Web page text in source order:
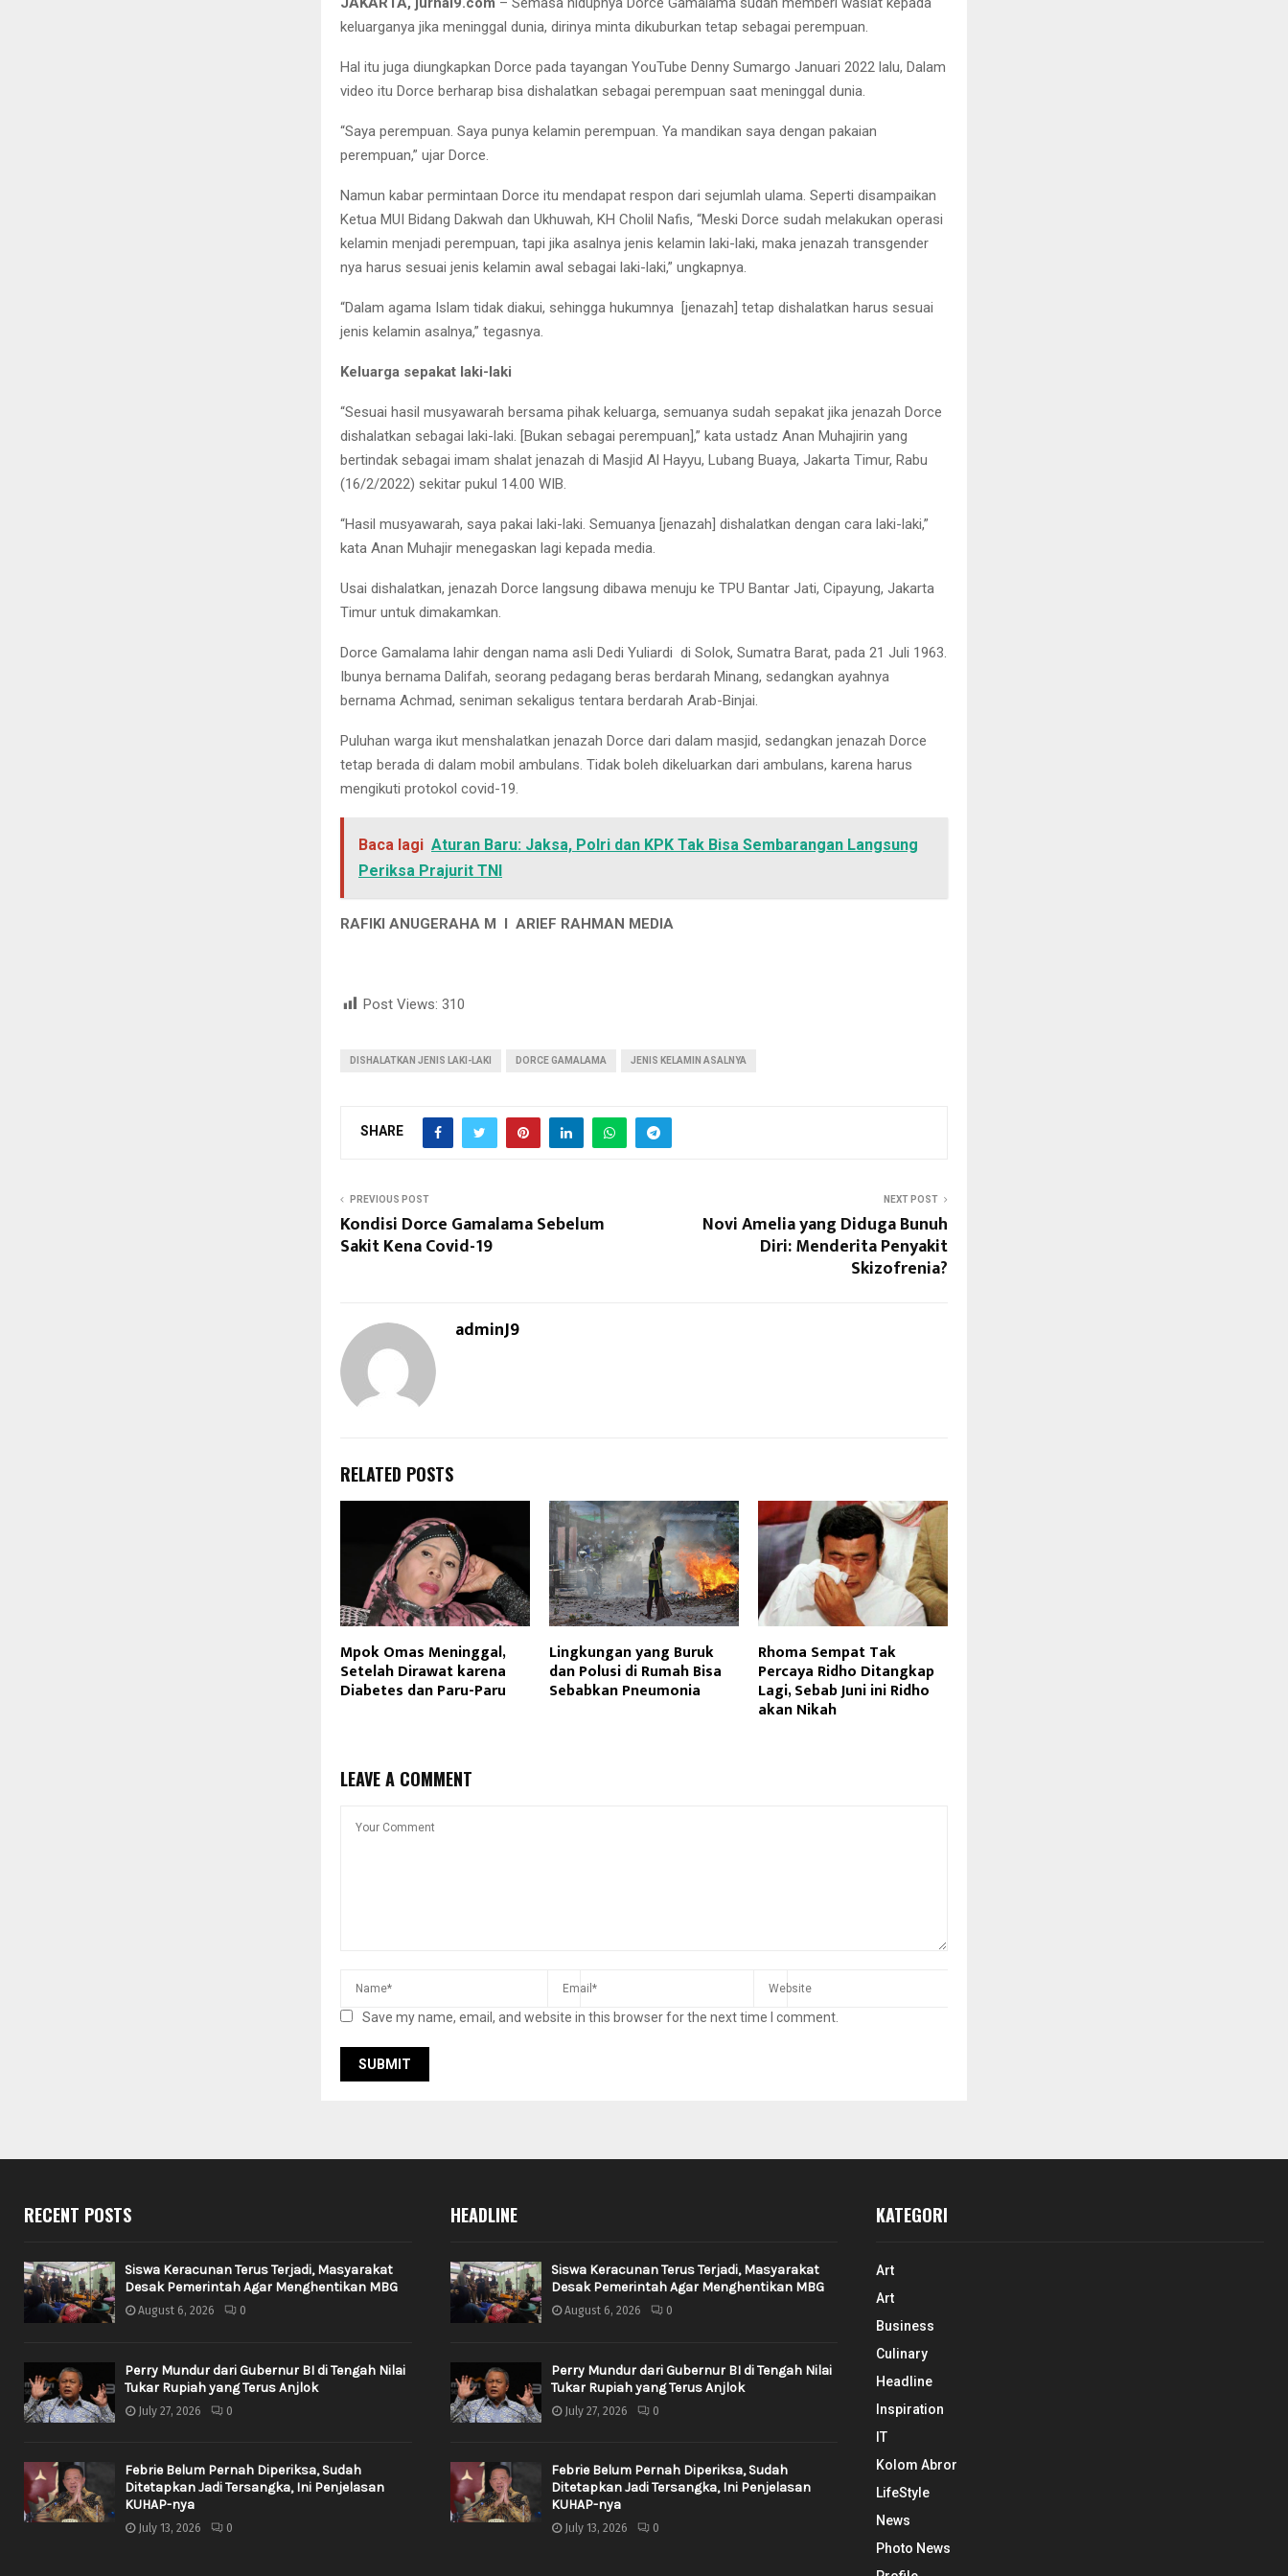
keluarganya jika meninggal dunia, dirinya minta dikuburkan tetap sebagai perempuan.
Hal itu juga diungkapkan Dorce pada tayangan YouTube Denny Sumargo Januari 2022 lalu, Dalam
video itu Dorce berharap bisa dishalatkan sebagai perempuan saat meninggal dunia.
“Saya perempuan. Saya punya kelamin perempuan. Ya mandikan saya dengan pakaian
perempuan,” ujar Dorce.
Namun kabar permintaan Dorce itu mendapat respon dari sejumlah ulama. Seperti disampaikan
Ketua MUI Bidang Dakwah dan Ukhuwah, KH Cholil Nafis, “Meski Dorce sudah melakukan operasi
kelamin menjadi perempuan, tapi jika asalnya jenis kelamin laki-laki, maka jenazah transgender
nya harus sesuai jenis kelamin awal sebagai laki-laki,” ungkapnya.
“Dalam agama Islam tidak diakui, sehingga hukumnya [jenazah] tetap dishalatkan harus sesuai
jenis kelamin asalnya,” tegasnya.
Keluarga sepakat laki-laki
“Sesuai hasil musyawarah bersama pihak keluarga, semuanya sudah sepakat jika jenazah Dorce
dishalatkan sebagai laki-laki. [Bukan sebagai perempuan],” kata ustadz Anan Muhajirin yang
bertindak sebagai imam shalat jenazah di Masjid Al Hayyu, Lubang Buaya, Jakarta Timur, Rabu
(16/2/2022) sekitar pukul 14.00 WIB.
“Hasil musyawarah, saya pakai laki-laki. Semuanya [jenazah] dishalatkan dengan cara laki-laki,”
kata Anan Muhajir menegaskan lagi kepada media.
Usai dishalatkan, jenazah Dorce langsung dibawa menuju ke TPU Bantar Jati, Cipayung, Jakarta
Timur untuk dimakamkan.
Dorce Gamalama lahir dengan nama asli Dedi Yuliardi di Solok, Sumatra Barat, pada 21 Juli 1963.
Ibunya bernama Dalifah, seorang pedagang beras berdarah Minang, sedangkan ayahnya
bernama Achmad, seniman sekaligus tentara berdarah Arab-Binjai.
Puluhan warga ikut menshalatkan jenazah Dorce dari dalam masjid, sedangkan jenazah Dorce
tetap berada di dalam mobil ambulans. Tidak boleh dikeluarkan dari ambulans, karena harus
mengikuti protokol covid-19.
Baca lagi Aturan Baru: Jaksa, Polri dan KPK Tak Bisa Sembarangan Langsung
Periksa Prajurit TNI
RAFIKI ANUGERAHA M I ARIEF RAHMAN MEDIA
Post Views: 310
DISHALATKAN JENIS LAKI-LAKI DORCE GAMALAMA JENIS KELAMIN ASALNYA
SHARE
PREVIOUS POST
Kondisi Dorce Gamalama Sebelum
Sakit Kena Covid-19
NEXT POST
Novi Amelia yang Diduga Bunuh
Diri: Menderita Penyakit
Skizofrenia?
adminJ9
RELATED POSTS
Mpok Omas Meninggal,
Setelah Dirawat karena
Diabetes dan Paru-Paru
Lingkungan yang Buruk
dan Polusi di Rumah Bisa
Sebabkan Pneumonia
Rhoma Sempat Tak
Percaya Ridho Ditangkap
Lagi, Sebab Juni ini Ridho
akan Nikah
LEAVE A COMMENT
Save my name, email, and website in this browser for the next time I comment.
RECENT POSTS
Siswa Keracunan Terus Terjadi, Masyarakat
Desak Pemerintah Agar Menghentikan MBG
August 6, 2026 0
Perry Mundur dari Gubernur BI di Tengah Nilai
Tukar Rupiah yang Terus Anjlok
July 27, 2026 0
Febrie Belum Pernah Diperiksa, Sudah
Ditetapkan Jadi Tersangka, Ini Penjelasan
KUHAP-nya
July 13, 2026 0
HEADLINE
Siswa Keracunan Terus Terjadi, Masyarakat
Desak Pemerintah Agar Menghentikan MBG
August 6, 2026 0
Perry Mundur dari Gubernur BI di Tengah Nilai
Tukar Rupiah yang Terus Anjlok
July 27, 2026 0
Febrie Belum Pernah Diperiksa, Sudah
Ditetapkan Jadi Tersangka, Ini Penjelasan
KUHAP-nya
July 13, 2026 0
KATEGORI
Art
Art
Business
Culinary
Headline
Inspiration
IT
Kolom Abror
LifeStyle
News
Photo News